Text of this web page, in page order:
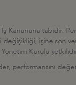
İş Kanununa tabidir.
değişikliği, işine son
Yönetim Kurulu
performansını